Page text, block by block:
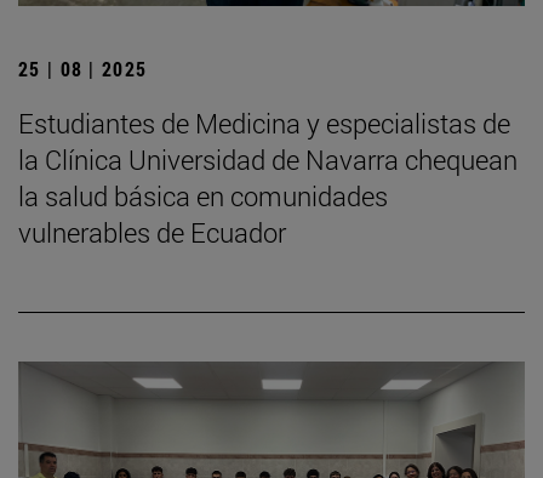
25 | 08 | 2025
Estudiantes de Medicina y especialistas de
la Clínica Universidad de Navarra chequean
la salud básica en comunidades
vulnerables de Ecuador